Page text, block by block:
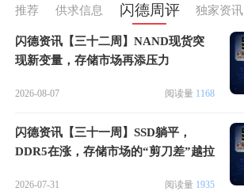
推荐 供求信息 闪德周评 独家资讯
闪德资讯【三十二周】NAND现货突
现新变量，存储市场再添压力
2026-08-07 阅读量 1168
闪德资讯【三十一周】SSD躺平，
DDR5在涨，存储市场的“剪刀差”越拉
2026-07-31 阅读量 1935